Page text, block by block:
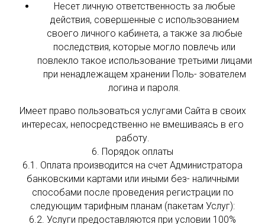
Несет личную ответственность за любые
действия, совершенные с использованием
своего личного кабинета, а также за любые
последствия, которые могло повлечь или
повлекло такое использование третьими лицами
при ненадлежащем хранении Поль- зователем
логина и пароля.
Имеет право пользоваться услугами Сайта в своих
интересах, непосредственно не вмешиваясь в его
работу.
6. Порядок оплаты
6.1. Оплата производится на счет Администратора
банковскими картами или иными без- наличными
способами после проведения регистрации по
следующим тарифным планам (пакетам Услуг):
6.2. Услуги предоставляются при условии 100%